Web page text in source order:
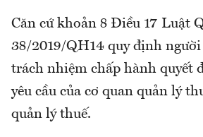
Căn cứ khoản 8 Điều 17 Luật
38/2019/QH14 quy định người
trách nhiệm chấp hành quyết
yêu cầu của cơ quan quản lý
quản lý thuế.